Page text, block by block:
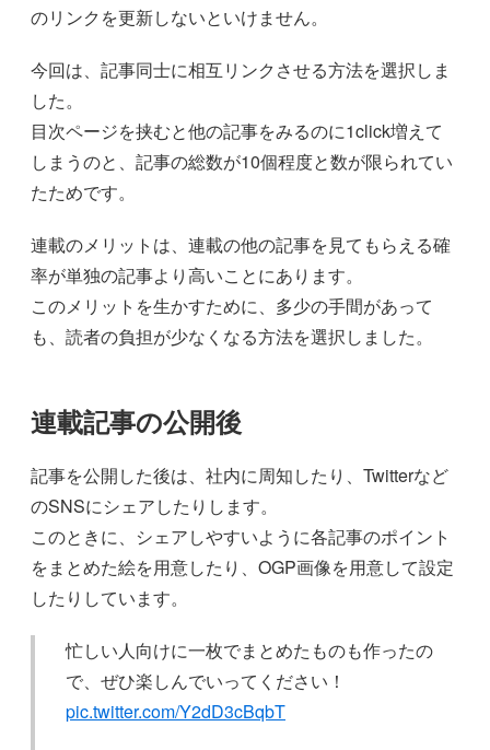
のリンクを更新しないといけません。
今回は、記事同士に相互リンクさせる方法を選択しま
した。
目次ページを挟むと他の記事をみるのに1click増えて
しまうのと、記事の総数が10個程度と数が限られてい
たためです。
連載のメリットは、連載の他の記事を見てもらえる確
率が単独の記事より高いことにあります。
このメリットを生かすために、多少の手間があって
も、読者の負担が少なくなる方法を選択しました。
連載記事の公開後
記事を公開した後は、社内に周知したり、Twitterなど
のSNSにシェアしたりします。
このときに、シェアしやすいように各記事のポイント
をまとめた絵を用意したり、OGP画像を用意して設定
したりしています。
忙しい人向けに一枚でまとめたものも作ったの
で、ぜひ楽しんでいってください！
pic.twitter.com/Y2dD3cBqbT